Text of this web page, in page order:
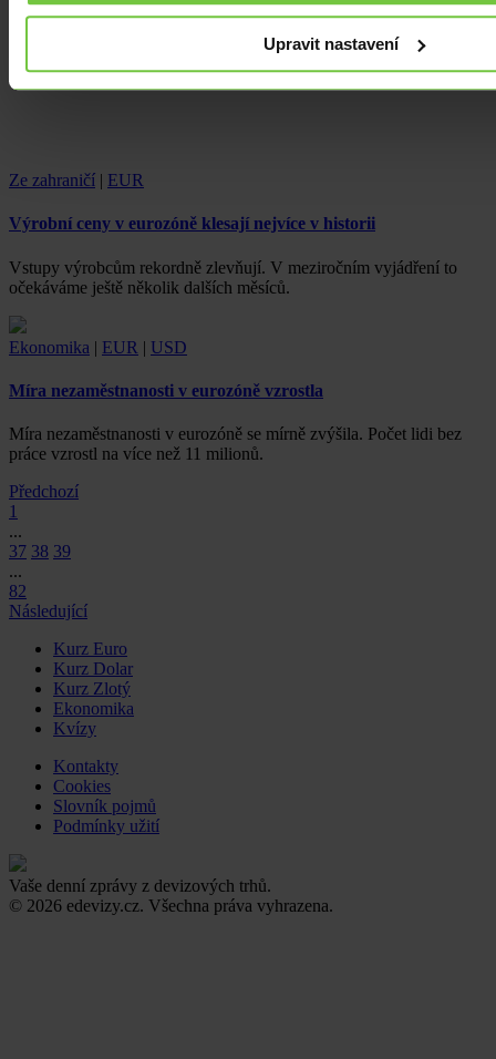
Upravit nastavení
Ze zahraničí | EUR
Výrobní ceny v eurozóně klesají nejvíce v historii
Vstupy výrobcům rekordně zlevňují. V meziročním vyjádření to
očekáváme ještě několik dalších měsíců.
Ekonomika | EUR | USD
Míra nezaměstnanosti v eurozóně vzrostla
Míra nezaměstnanosti v eurozóně se mírně zvýšila. Počet lidi bez
práce vzrostl na více než 11 milionů.
Předchozí
1
...
37 38 39
...
82
Následující
Kurz Euro
Kurz Dolar
Kurz Zlotý
Ekonomika
Kvízy
Kontakty
Cookies
Slovník pojmů
Podmínky užití
Vaše denní zprávy z devizových trhů.
© 2026 edevizy.cz. Všechna práva vyhrazena.